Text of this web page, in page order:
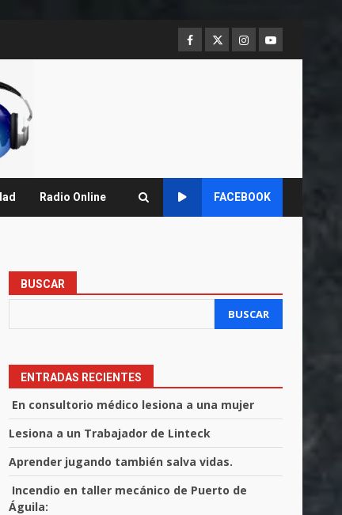
Facebook
TwitterInstagram
Youtube
Radio Online FACEBOOK
BUSCAR
BUSCAR
ENTRADAS RECIENTES
En consultorio médico lesiona a una mujer
Lesiona a un Trabajador de Linteck
Aprender jugando también salva vidas.
Incendio en taller mecánico de Puerto de
Águila: